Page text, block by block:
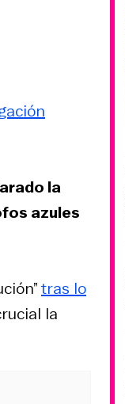
la
azules
tras lo
la